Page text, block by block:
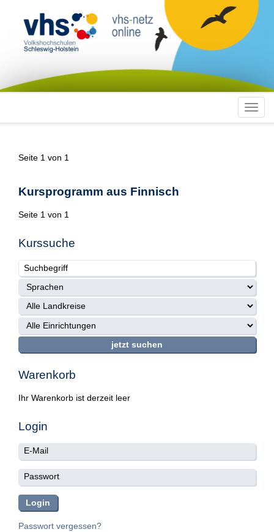
Seite 1 von 1
Kursprogramm aus Finnisch
Seite 1 von 1
Kurssuche
Warenkorb
Ihr Warenkorb ist derzeit leer
Login
Passwort vergessen?